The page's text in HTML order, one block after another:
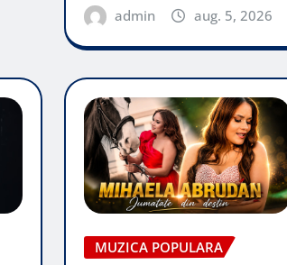
admin aug. 5, 2026
MUZICA POPULARA